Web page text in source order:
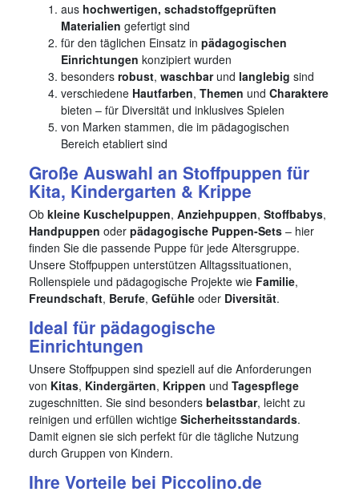
aus hochwertigen, schadstoffgeprüften
Materialien gefertigt sind
für den täglichen Einsatz in pädagogischen
Einrichtungen konzipiert wurden
besonders robust, waschbarund langlebig sind
verschiedene Hautfarben, Themen und Charaktere
bieten – für Diversität und inklusives Spielen
von Marken stammen, die im pädagogischen
Bereich etabliert sind
Große Auswahl an Stoffpuppen für
Kita, Kindergarten & Krippe
Ob kleine Kuschelpuppen, Anziehpuppen, Stoffbabys,
Handpuppen oder pädagogische Puppen-Sets – hier
finden Sie die passende Puppe für jede Altersgruppe.
Unsere Stoffpuppen unterstützen Alltagssituationen,
Rollenspiele und pädagogische Projekte wie Familie,
Freundschaft, Berufe, Gefühle oder Diversität.
Ideal für pädagogische
Einrichtungen
Unsere Stoffpuppen sind speziell auf die Anforderungen
von Kitas, Kindergärten, Krippen und Tagespflege
zugeschnitten. Sie sind besonders belastbar, leicht zu
reinigen und erfüllen wichtige Sicherheitsstandards.
Damit eignen sie sich perfekt für die tägliche Nutzung
durch Gruppen von Kindern.
Ihre Vorteile bei Piccolino.de